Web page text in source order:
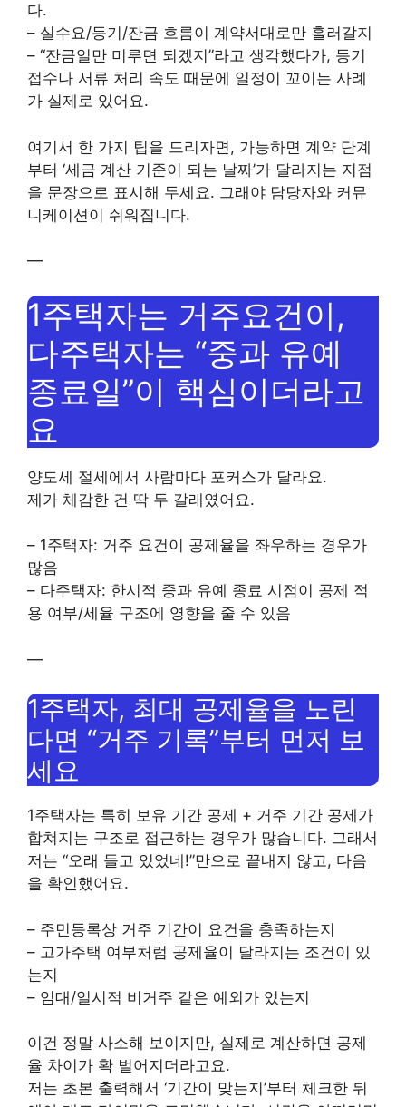
다.
– 실수요/등기/잔금 흐름이 계약서대로만 흘러갈지
– “잔금일만 미루면 되겠지”라고 생각했다가, 등기
접수나 서류 처리 속도 때문에 일정이 꼬이는 사례
가 실제로 있어요.
여기서 한 가지 팁을 드리자면, 가능하면 계약 단계
부터 ‘세금 계산 기준이 되는 날짜’가 달라지는 지점
을 문장으로 표시해 두세요. 그래야 담당자와 커뮤
니케이션이 쉬워집니다.
—
1주택자는 거주요건이,
다주택자는 “중과 유예
종료일”이 핵심이더라고
요
양도세 절세에서 사람마다 포커스가 달라요.
제가 체감한 건 딱 두 갈래였어요.
– 1주택자: 거주 요건이 공제율을 좌우하는 경우가
많음
– 다주택자: 한시적 중과 유예 종료 시점이 공제 적
용 여부/세율 구조에 영향을 줄 수 있음
—
1주택자, 최대 공제율을 노린
다면 “거주 기록”부터 먼저 보
세요
1주택자는 특히 보유 기간 공제 + 거주 기간 공제가
합쳐지는 구조로 접근하는 경우가 많습니다. 그래서
저는 “오래 들고 있었네!”만으로 끝내지 않고, 다음
을 확인했어요.
– 주민등록상 거주 기간이 요건을 충족하는지
– 고가주택 여부처럼 공제율이 달라지는 조건이 있
는지
– 임대/일시적 비거주 같은 예외가 있는지
이건 정말 사소해 보이지만, 실제로 계산하면 공제
율 차이가 확 벌어지더라고요.
저는 초본 출력해서 ‘기간이 맞는지’부터 체크한 뒤